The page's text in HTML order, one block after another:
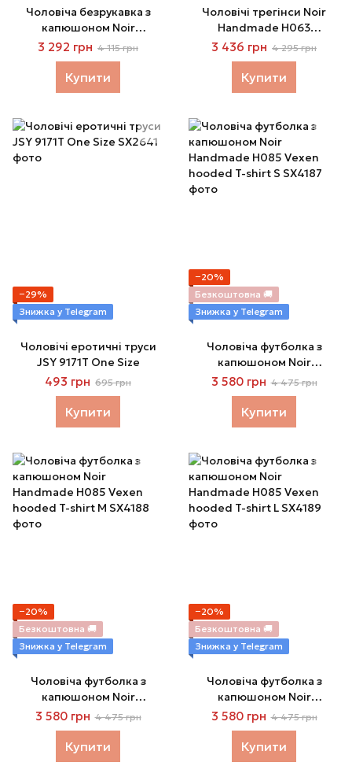
Чоловіча безрукавка з
капюшоном Noir
Handmade H062 Hooded
Shirt мокрий ефект
3 292 грн 4 115 грн
Купити
Чоловічі трегінси Noir
Handmade H063
Powerwetlook treggings
мокрий ефект
3 436 грн 4 295 грн
Купити
−29%
Знижка у Telegram
Чоловічі еротичні труси
JSY 9171T One Size
493 грн 695 грн
Купити
−20%
Безкоштовна 🚚
Знижка у Telegram
Чоловіча футболка з
капюшоном Noir
Handmade H085 Vexen
hooded T-shirt S
3 580 грн 4 475 грн
Купити
−20%
Безкоштовна 🚚
Знижка у Telegram
Чоловіча футболка з
капюшоном Noir
Handmade H085 Vexen
hooded T-shirt M
3 580 грн 4 475 грн
Купити
−20%
Безкоштовна 🚚
Знижка у Telegram
Чоловіча футболка з
капюшоном Noir
Handmade H085 Vexen
hooded T-shirt L
3 580 грн 4 475 грн
Купити